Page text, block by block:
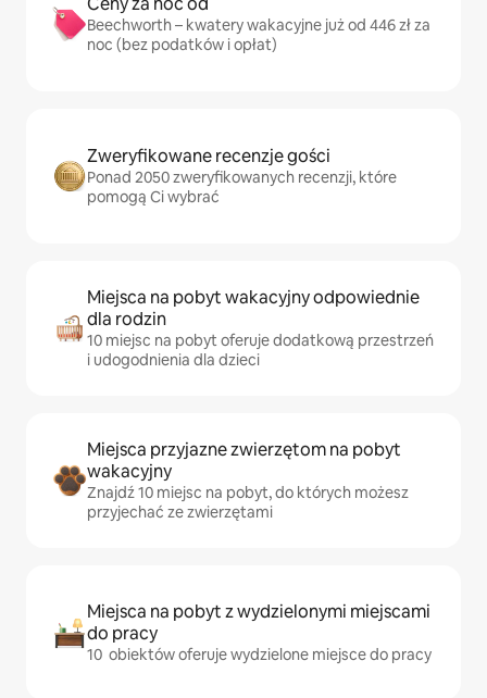
Beechworth – kwatery wakacyjne już od 446 zł za
noc (bez podatków i opłat)
Zweryfikowane recenzje gości
Ponad 2050 zweryfikowanych recenzji, które
pomogą Ci wybrać
Miejsca na pobyt wakacyjny odpowiednie
dla rodzin
10 miejsc na pobyt oferuje dodatkową przestrzeń
i udogodnienia dla dzieci
Miejsca przyjazne zwierzętom na pobyt
wakacyjny
Znajdź 10 miejsc na pobyt, do których możesz
przyjechać ze zwierzętami
Miejsca na pobyt z wydzielonymi miejscami
do pracy
10 obiektów oferuje wydzielone miejsce do pracy